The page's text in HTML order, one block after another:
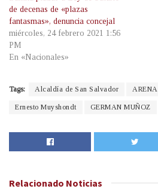
de decenas de «plazas
fantasmas», denuncia concejal
miércoles, 24 febrero 2021 1:56
PM
En «Nacionales»
Tags: Alcaldía de San Salvador ARENA
Ernesto Muyshondt GERMAN MUÑOZ
Relacionado Noticias